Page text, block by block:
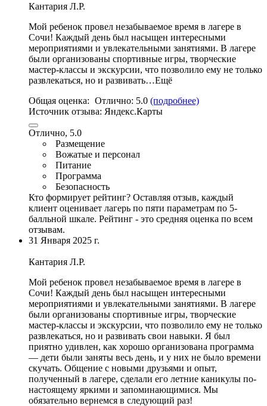
Кантария Л.Р.
Мой ребенок провел незабываемое время в лагере в
Сочи! Каждый день был насыщен интересными
мероприятиями и увлекательными занятиями. В лагере
были организованы спортивные игры, творческие
мастер-классы и экскурсии, что позволило ему не только
развлекаться, но и развивать…Ещё
Общая оценка: Отлично: 5.0 (подробнее)
Источник отзыва: Яндекс.Карты
Отлично, 5.0
Размещение
Вожатые и персонал
Питание
Программа
Безопасность
Кто формирует рейтинг? Оставляя отзыв, каждый
клиент оценивает лагерь по пяти параметрам по 5-
балльной шкале. Рейтинг - это средняя оценка по всем
отзывам.
31 Января 2025 г.
Кантария Л.Р.
Мой ребенок провел незабываемое время в лагере в
Сочи! Каждый день был насыщен интересными
мероприятиями и увлекательными занятиями. В лагере
были организованы спортивные игры, творческие
мастер-классы и экскурсии, что позволило ему не только
развлекаться, но и развивать свои навыки. Я был
приятно удивлен, как хорошо организована программа
— дети были заняты весь день, и у них не было времени
скучать. Общение с новыми друзьями и опыт,
полученный в лагере, сделали его летние каникулы по-
настоящему яркими и запоминающимися. Мы
обязательно вернемся в следующий раз!